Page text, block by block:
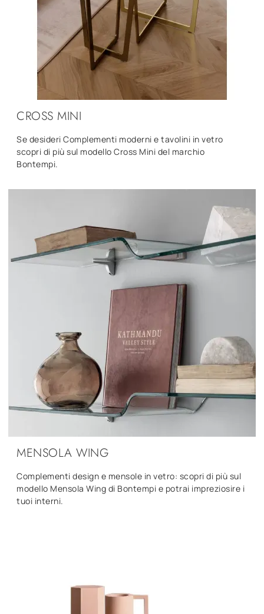
CROSS MINI
Se desideri Complementi moderni e tavolini in vetro
scopri di più sul modello Cross Mini del marchio
Bontempi.
MENSOLA WING
Complementi design e mensole in vetro: scopri di più sul
modello Mensola Wing di Bontempi e potrai impreziosire i
tuoi interni.